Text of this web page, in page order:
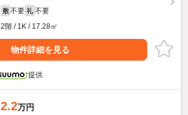
敷 不要 礼 不要
2階 / 1K / 17.28㎡
物件詳細を見る
提供
2.2万円